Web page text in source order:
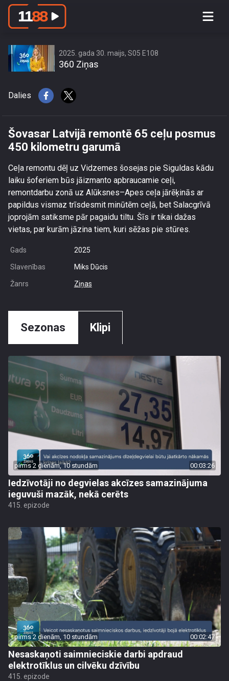
Šovasar Latvijā remontē 65 ceļu
2025. gada 30. maijs, S05 E108
360 Ziņas
Dalies
Šovasar Latvijā remontē 65 ceļu posmus
450 kilometru garumā
Ceļa remontu dēļ uz Vidzemes šosejas pie Siguldas kādu
laiku šoferiem būs jāizmanto apbraucamie ceļi,
remontdarbu zonā uz Alūksnes–Apes ceļa jārēķinās ar
papildus vismaz trīsdesmit minūtēm ceļā, bet Salacgrīvā
joprojām satiksme pār pagaidu tiltu. Šīs ir tikai dažas
vietas, par kurām jāzina tiem, kuri sēžas pie stūres.
Gads 2025
Slavenības Miks Dūcis
Žanrs Ziņas
Sezonas Klipi
pirms 2 dienām, 10 stundām 00:03:26
Iedzīvotāji no degvielas akcīzes samazinājuma
ieguvuši mazāk, nekā cerēts
415. epizode
pirms 2 dienām, 10 stundām 00:02:47
Nesaskaņoti saimnieciskie darbi apdraud
elektrotīklus un cilvēku dzīvību
415. epizode